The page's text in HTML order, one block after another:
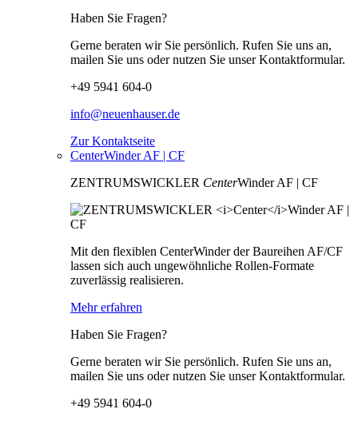
Haben Sie Fragen?
Gerne beraten wir Sie persönlich. Rufen Sie uns an,
mailen Sie uns oder nutzen Sie unser Kontaktformular.
+49 5941 604-0
info@neuenhauser.de
Zur Kontaktseite
CenterWinder AF | CF
ZENTRUMSWICKLER CenterWinder AF | CF
Mit den flexiblen CenterWinder der Baureihen AF/CF
lassen sich auch ungewöhnliche Rollen-Formate
zuverlässig realisieren.
Mehr erfahren
Haben Sie Fragen?
Gerne beraten wir Sie persönlich. Rufen Sie uns an,
mailen Sie uns oder nutzen Sie unser Kontaktformular.
+49 5941 604-0